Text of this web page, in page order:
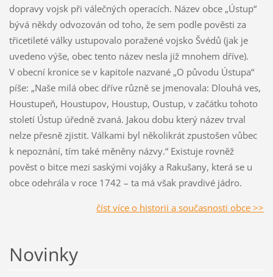
dopravy vojsk při válečných operacích. Název obce „Ústup“
bývá někdy odvozován od toho, že sem podle pověsti za
třicetileté války ustupovalo poražené vojsko Švédů (jak je
uvedeno výše, obec tento název nesla již mnohem dříve).
V obecní kronice se v kapitole nazvané „O původu Ústupa“
píše: „Naše milá obec dříve různě se jmenovala: Dlouhá ves,
Houstupeň, Houstupov, Houstup, Oustup, v začátku tohoto
století Ústup úředně zvaná. Jakou dobu který název trval
nelze přesně zjistit. Válkami byl několikrát zpustošen vůbec
k nepoznání, tím také měněny názvy.“ Existuje rovněž
pověst o bitce mezi saskými vojáky a Rakušany, která se u
obce odehrála v roce 1742 – ta má však pravdivé jádro.
číst více o historii a současnosti obce >>
Novinky